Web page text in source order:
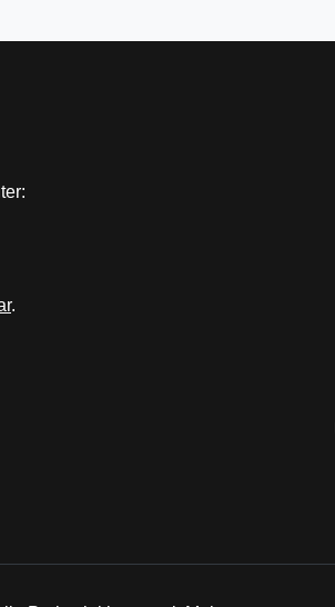
.
in neuem Tab (externer Link)
öffnet in neuem Tab (externer Link)
– öffnet in neuem Tab (externer Link)
auf YouTube an – öffnet in neuem Tab